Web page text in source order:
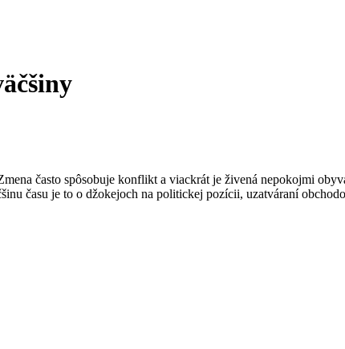
často spôsobuje konflikt a viackrát je živená nepokojmi
času je to o džokejoch na politickej pozícii, uzatváraní